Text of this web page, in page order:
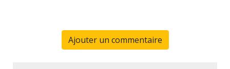
Ajouter un commentaire